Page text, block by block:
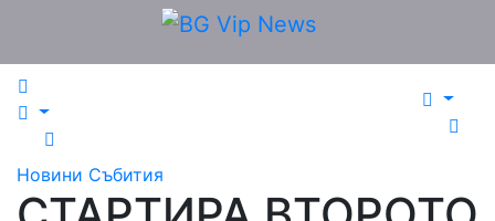
content
Новини Събития